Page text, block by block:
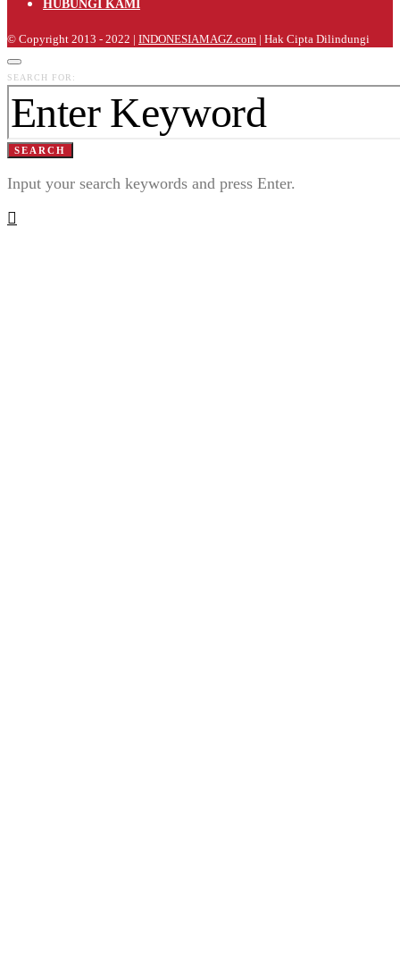
HUBUNGI KAMI
© Copyright 2013 - 2022 | INDONESIAMAGZ.com | Hak Cipta Dilindungi
SEARCH FOR:
SEARCH
Input your search keywords and press Enter.